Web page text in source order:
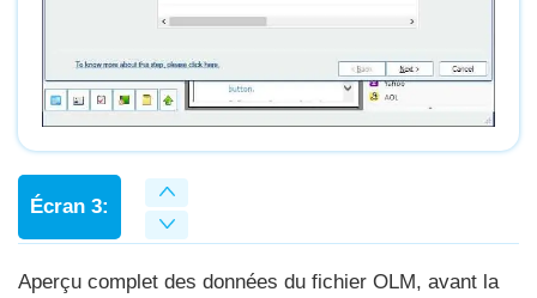
Écran 3:
Aperçu complet des données du fichier OLM, avant la